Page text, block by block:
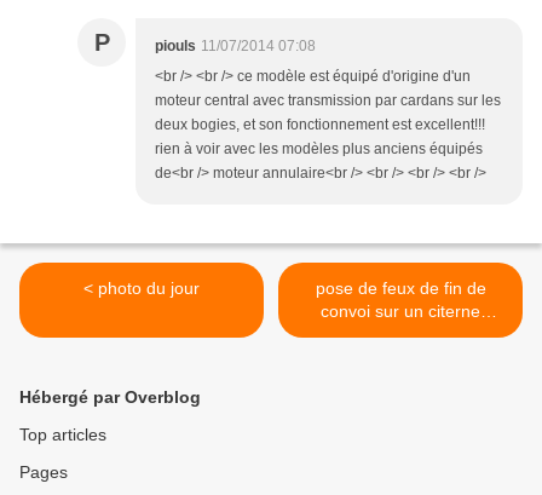
P piouls 11/07/2014 07:08
<br /> <br /> ce modèle est équipé d'origine d'un
moteur central avec transmission par cardans sur les
deux bogies, et son fonctionnement est excellent!!!
rien à voir avec les modèles plus anciens équipés
de<br /> moteur annulaire<br /> <br /> <br /> <br />
< photo du jour
pose de feux de fin de
convoi sur un citerne
Fleischmann >
Hébergé par Overblog
Top articles
Pages